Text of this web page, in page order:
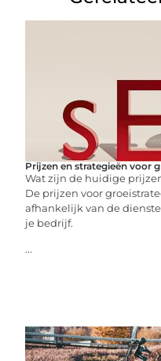
Prijzen en strategieën voor
Wat zijn de huidige
De prijzen voor
afhankelijk van de
je bedrijf.
...